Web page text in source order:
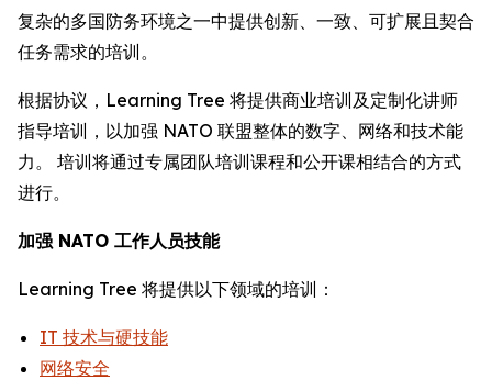
复杂的多国防务环境之一中提供创新、一致、可扩展且契合
任务需求的培训。
根据协议，Learning Tree 将提供商业培训及定制化讲师
指导培训，以加强 NATO 联盟整体的数字、网络和技术能
力。 培训将通过专属团队培训课程和公开课相结合的方式
进行。
加强 NATO 工作人员技能
Learning Tree 将提供以下领域的培训：
IT 技术与硬技能
网络安全